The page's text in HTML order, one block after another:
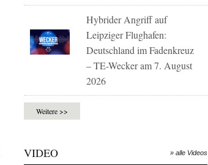
Hybrider Angriff auf
Leipziger Flughafen:
Deutschland im Fadenkreuz
– TE-Wecker am 7. August
2026
Weitere >>
VIDEO » alle Videos